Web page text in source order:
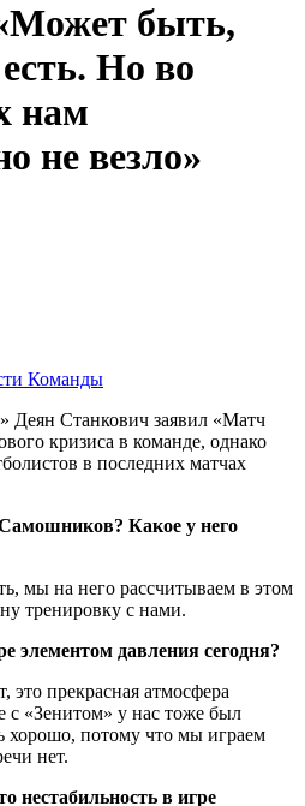
быть,
Но во
нам
не везло»
Команды
Деян Станкович заявил «Матч
кризиса в команде, однако
в последних матчах
Какое у него
мы на него рассчитываем в этом
тренировку с нами.
элементом давления сегодня?
прекрасная атмосфера
«Зенитом» у нас тоже был
хорошо, потому что мы играем
нет.
нестабильность в игре